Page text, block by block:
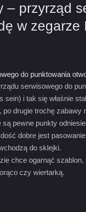
– przyrząd
w zegarze
do punktowania
serwisowego do
i tak się właśnie
drugie trochę zabawy
pewne punkty
dobre jest
do sklejki.
chce ogarnąć
czy wiertarką.